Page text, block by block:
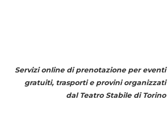
Servizi online di prenotazione per eventi
gratuiti, trasporti e provini organizzati
dal Teatro Stabile di Torino